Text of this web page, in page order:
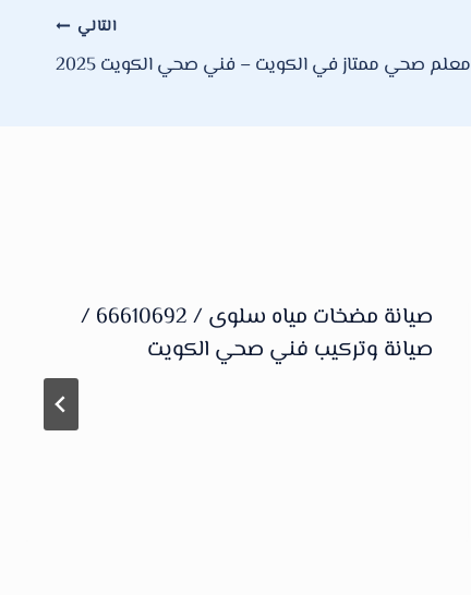
التالي
معلم صحي ممتاز في الكويت – فني صحي الكويت 2025
صيانة مضخات مياه سلوى / 66610692 /
صيانة وتركيب فني صحي الكويت